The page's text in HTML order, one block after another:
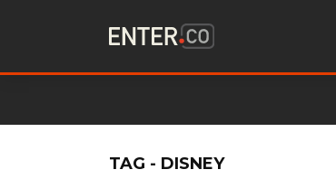
TAG - DISNEY